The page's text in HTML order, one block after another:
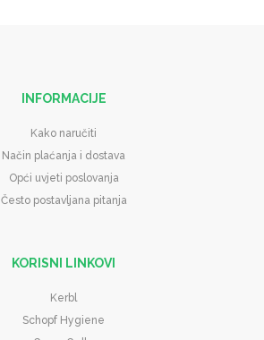
INFORMACIJE
Kako naručiti
Način plaćanja i dostava
Opći uvjeti poslovanja
Često postavljana pitanja
KORISNI LINKOVI
Kerbl
Schopf Hygiene